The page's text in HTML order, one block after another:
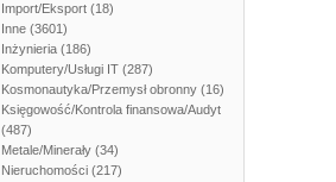
Import/Eksport (18)
Inne (3601)
Inżynieria (186)
Komputery/Usługi IT (287)
Kosmonautyka/Przemysł obronny (16)
Księgowość/Kontrola finansowa/Audyt
(487)
Metale/Minerały (34)
Nieruchomości (217)